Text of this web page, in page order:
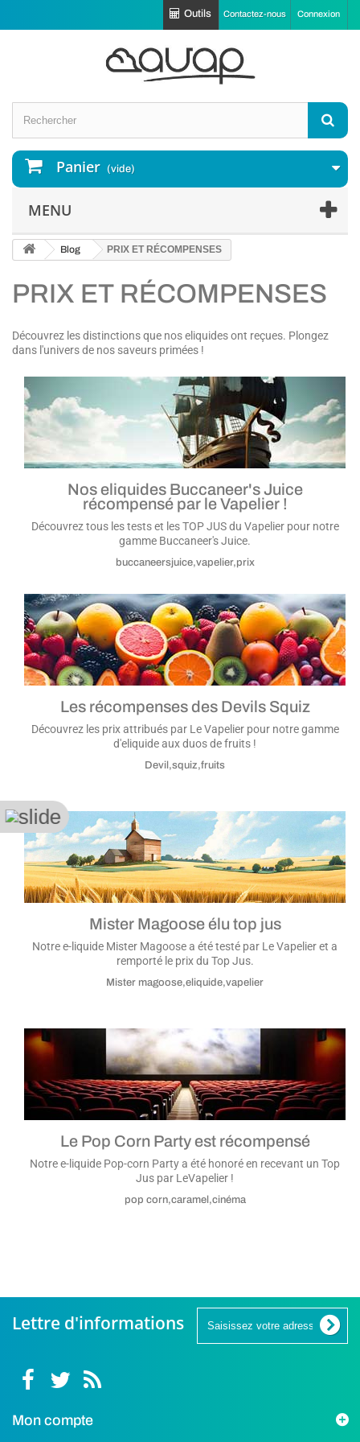
Connexion
Contactez-nous
Outils
Panier (vide)
MENU
Blog PRIX ET RÉCOMPENSES
PRIX ET RÉCOMPENSES
Découvrez les distinctions que nos eliquides ont reçues. Plongez
dans l'univers de nos saveurs primées !
Nos eliquides Buccaneer's Juice
récompensé par le Vapelier !
Découvrez tous les tests et les TOP JUS du Vapelier pour notre
gamme Buccaneer's Juice.
buccaneersjuice,vapelier,prix
Les récompenses des Devils Squiz
Découvrez les prix attribués par Le Vapelier pour notre gamme
d'eliquide aux duos de fruits !
Devil,squiz,fruits
Mister Magoose élu top jus
Notre e-liquide Mister Magoose a été testé par Le Vapelier et a
remporté le prix du Top Jus.
Mister magoose,eliquide,vapelier
Le Pop Corn Party est récompensé
Notre e-liquide Pop-corn Party a été honoré en recevant un Top
Jus par LeVapelier !
pop corn,caramel,cinéma
Lettre d'informations
Mon compte